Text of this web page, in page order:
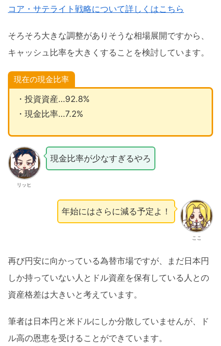
コア・サテライト戦略について詳しくはこちら
そろそろ大きな調整がありそうな相場展開ですから、
キャッシュ比率を大きくすることを検討しています。
現在の現金比率
・投資資産…92.8%
・現金比率…7.2%
リッヒ
現金比率が少なすぎるやろ
ここ
年始にはさらに減る予定よ！
再び円安に向かっている為替市場ですが、まだ日本円
しか持っていない人とドル資産を保有している人との
資産格差は大きいと考えています。
筆者は日本円と米ドルにしか分散していませんが、ド
ル高の恩恵を受けることができています。